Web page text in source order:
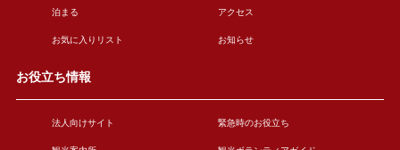
泊まる アクセス
お気に入りリスト お知らせ
お役立ち情報
法人向けサイト 緊急時のお役立ち